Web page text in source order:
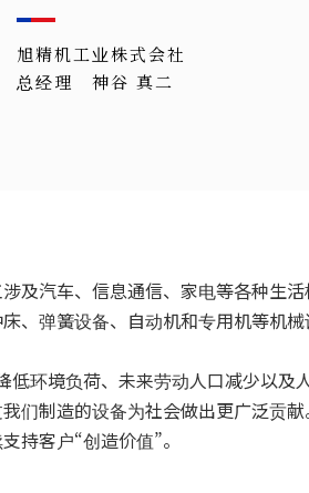
旭精机工业株式会社
总经理 神谷 真二
及汽车、信息通信、家电等各种生
、弹簧设备、自动机和专用机等机
环境负荷、未来劳动人口减少以及
们制造的设备为社会做出更广泛贡
持客户“创造价值”。